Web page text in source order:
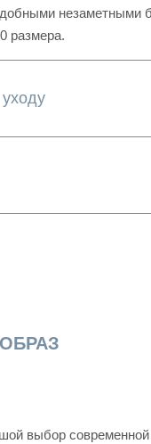
размера.
выбор